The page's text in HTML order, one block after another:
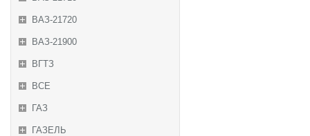
ВАЗ-21720
ВАЗ-21900
ВГТЗ
ВСЕ
ГАЗ
ГАЗЕЛЬ